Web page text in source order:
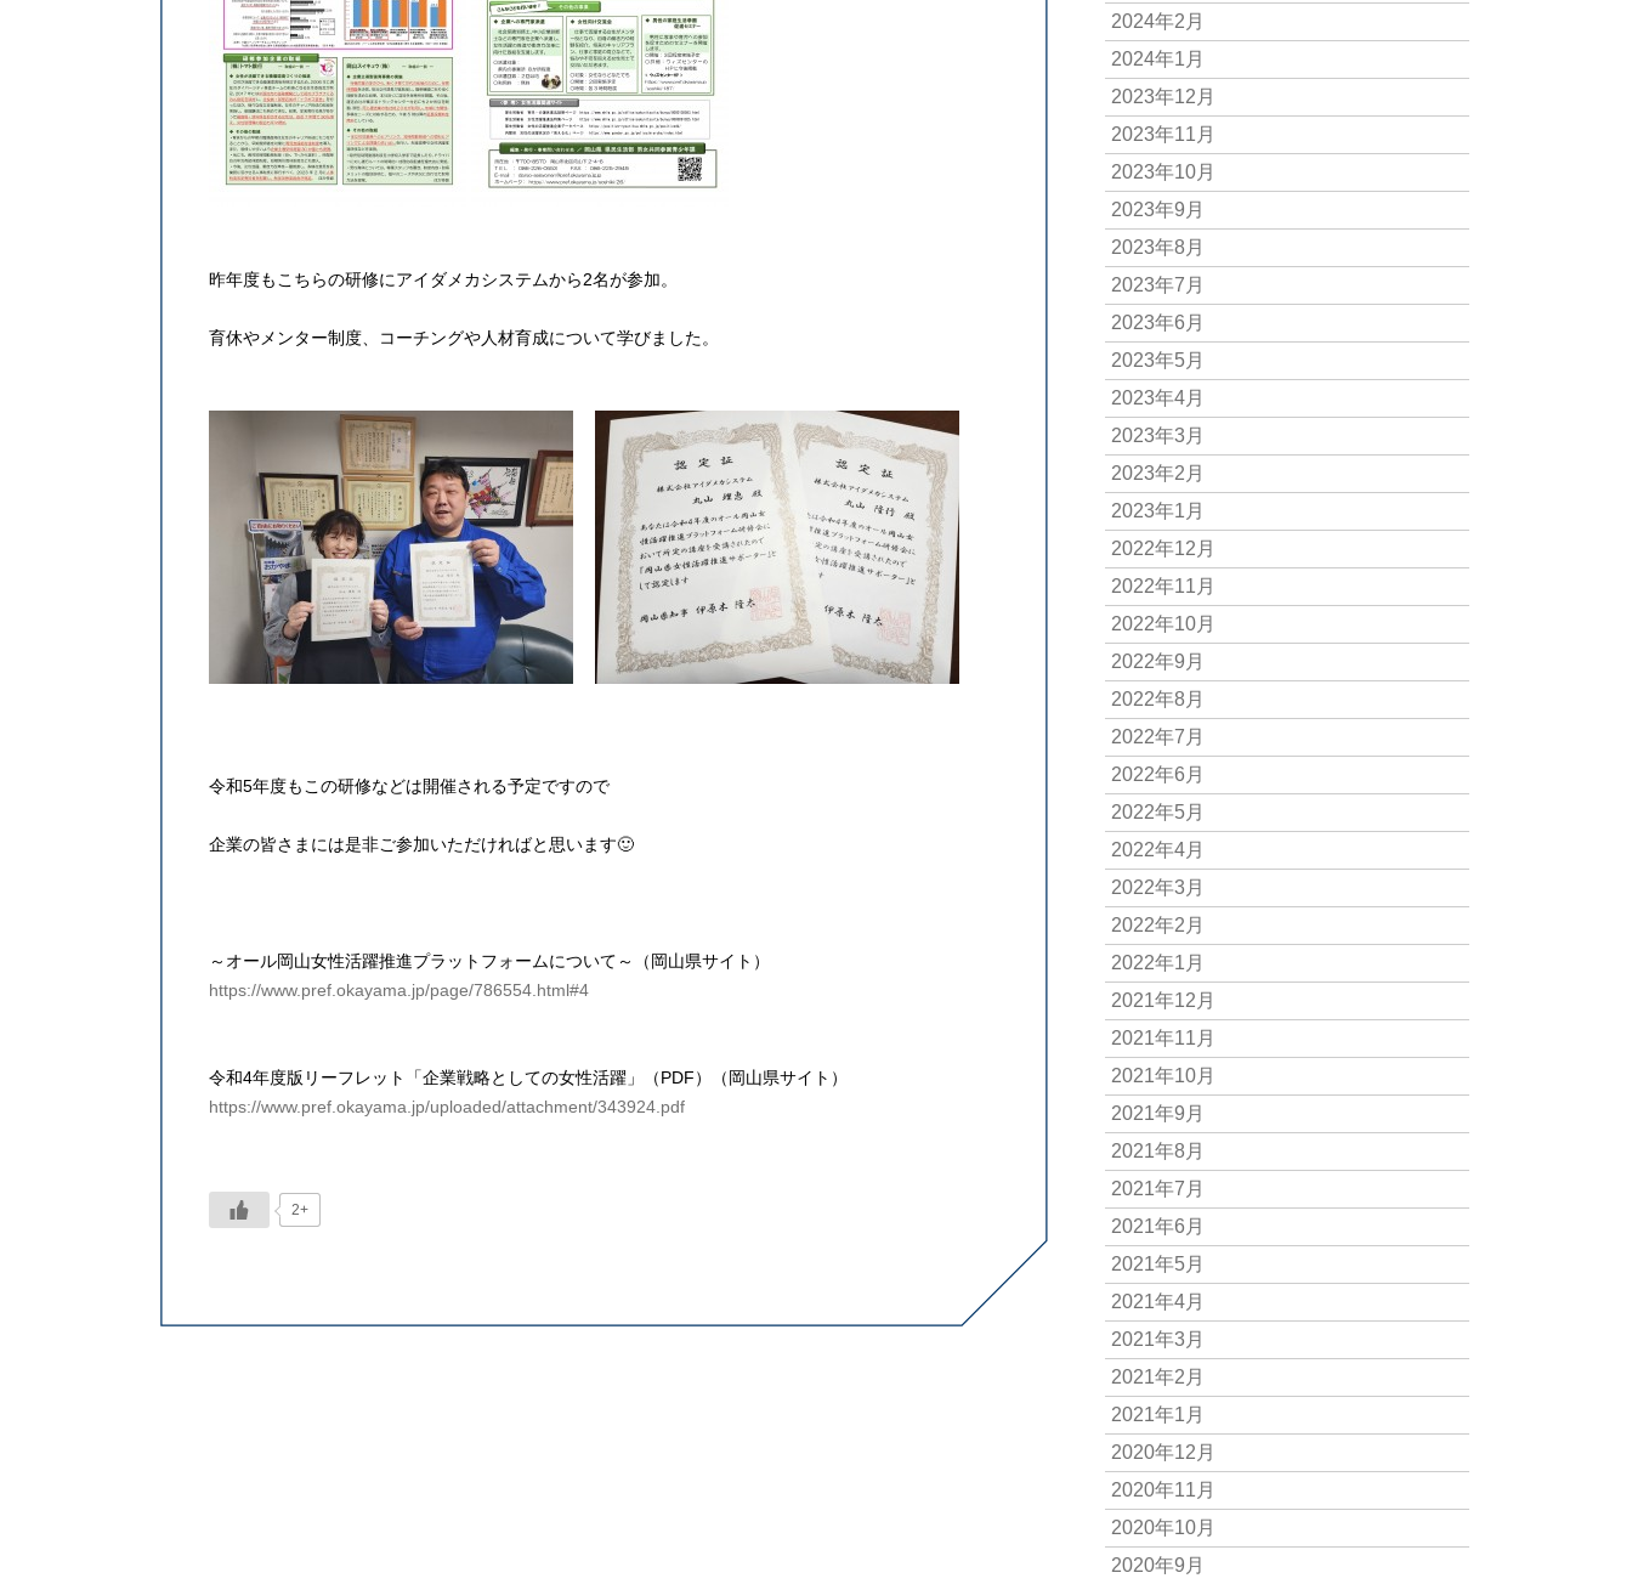
昨年度もこちらの研修にアイダメカシステムから2名が参加。
育休やメンター制度、コーチングや人材育成について学びました。
令和5年度もこの研修などは開催される予定ですので
企業の皆さまには是非ご参加いただければと思います🙂
～オール岡山女性活躍推進プラットフォームについて～（岡山県サイト）
https://www.pref.okayama.jp/page/786554.html#4
令和4年度版リーフレット「企業戦略としての女性活躍」（PDF）（岡山県サイト）
https://www.pref.okayama.jp/uploaded/attachment/343924.pdf
2+
2024年2月
2024年1月
2023年12月
2023年11月
2023年10月
2023年9月
2023年8月
2023年7月
2023年6月
2023年5月
2023年4月
2023年3月
2023年2月
2023年1月
2022年12月
2022年11月
2022年10月
2022年9月
2022年8月
2022年7月
2022年6月
2022年5月
2022年4月
2022年3月
2022年2月
2022年1月
2021年12月
2021年11月
2021年10月
2021年9月
2021年8月
2021年7月
2021年6月
2021年5月
2021年4月
2021年3月
2021年2月
2021年1月
2020年12月
2020年11月
2020年10月
2020年9月